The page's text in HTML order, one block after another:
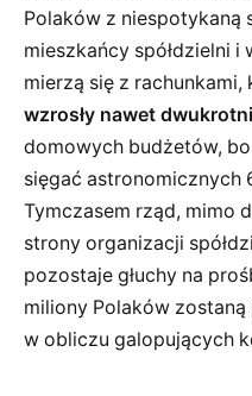
Polaków z niespotykaną
mieszkańcy spółdzielni
mierzą się z
wzrosły nawet
domowych budżetów,
sięgać astronomicznych
Tymczasem rząd, mimo
strony organizacji
pozostaje głuchy na
miliony Polaków
w obliczu galopujących